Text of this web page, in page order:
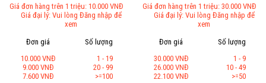
Giá đơn hàng trên 1 triệu: 10.000 VNĐ
Giá đại lý: Vui lòng Đăng nhập để
xem
Đơn giá
10.000 VNĐ
9.000 VNĐ
7.600 VNĐ
Số lượng
1 - 19
20 - 99
>=100
Giá đơn hàng trên 1 triệu: 30.000 VNĐ
Giá đại lý: Vui lòng Đăng nhập để
xem
Đơn giá
30.000 VNĐ
26.000 VNĐ
22.100 VNĐ
Số lượng
1 - 9
10 - 49
>=50